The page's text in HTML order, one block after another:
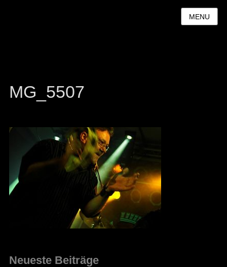
MENU
MG_5507
Neueste Beiträge